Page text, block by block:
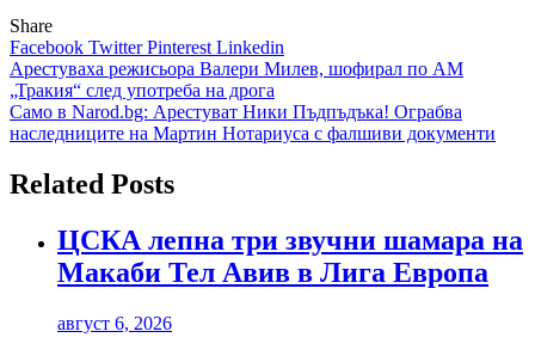
Share
Facebook TwitterPinterest Linkedin
Навигация
Арестуваха режисьора Валери Милев, шофирал по АМ
„Тракия“ след употреба на дрога
Само в Narod.bg: Арестуват Ники Пъдпъдъка! Ограбва
наследниците на Мартин Нотариуса с фалшиви документи
Related Posts
ЦСКА лепна три звучни шамара на
Макаби Тел Авив в Лига Европа
август 6, 2026